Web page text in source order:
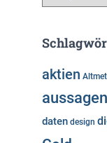
g
r
i
n
aktien
aussagen
daten design